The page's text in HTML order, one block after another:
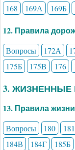
168
169А 169Б
12. Правила
Вопросы 172А
175Б
175В 176
3. ЖИЗНЕННЫЕ
13. Правила жизни
Вопросы 180
184В
184Г 185Б